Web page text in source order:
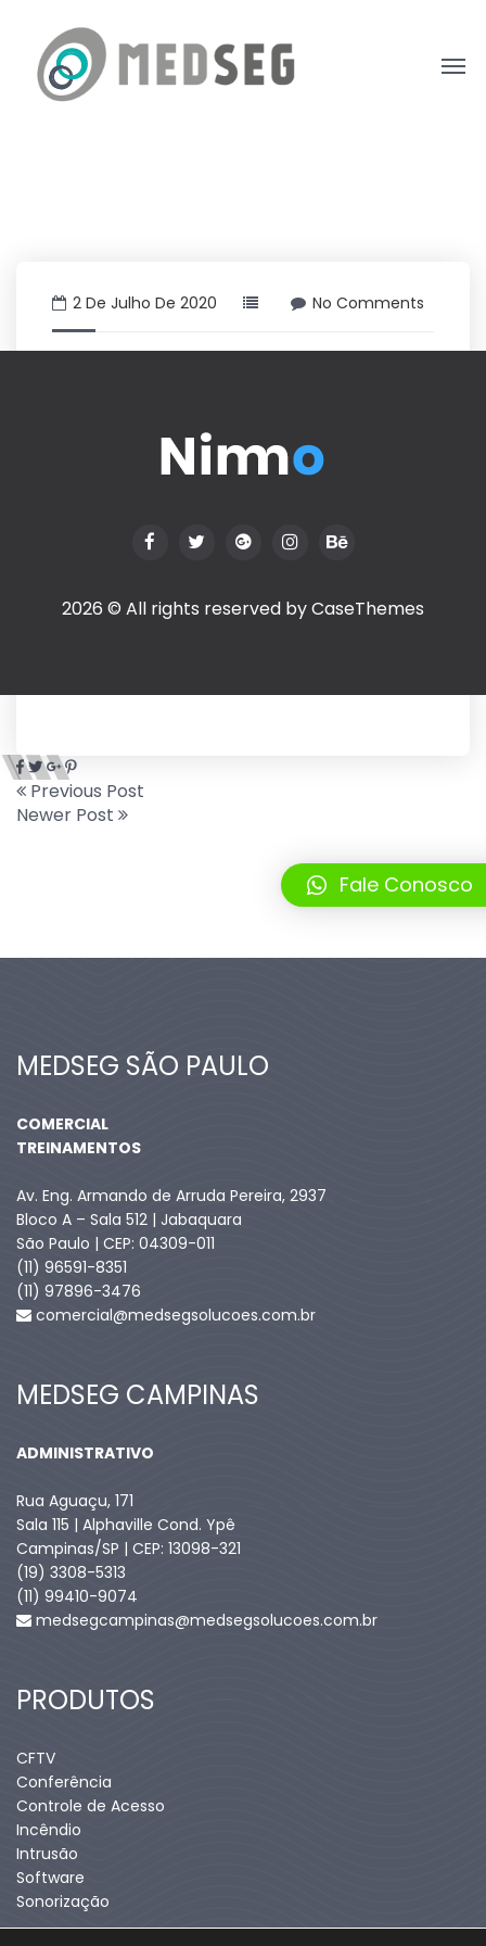
2 De Julho De 2020 No Comments
2026 © All rights reserved byCaseThemes
Previous Post
Newer Post
MEDSEG SÃO PAULO
COMERCIAL
TREINAMENTOS
Av. Eng. Armando de Arruda Pereira, 2937
Bloco A – Sala 512 | Jabaquara
São Paulo | CEP: 04309-011
(11) 96591-8351
(11) 97896-3476
comercial@medsegsolucoes.com.br
MEDSEG CAMPINAS
ADMINISTRATIVO
Rua Aguaçu, 171
Sala 115 | Alphaville Cond. Ypê
Campinas/SP | CEP: 13098-321
(19) 3308-5313
(11) 99410-9074​
medsegcampinas@medsegsolucoes.com.br
PRODUTOS
CFTV
Conferência
Controle de Acesso
Incêndio
Intrusão
Software
Sonorização
Fale Conosco